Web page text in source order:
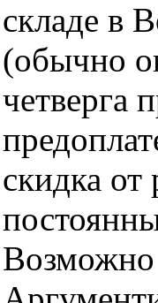
складе в
(обычно
четверга
скидка
Возможно